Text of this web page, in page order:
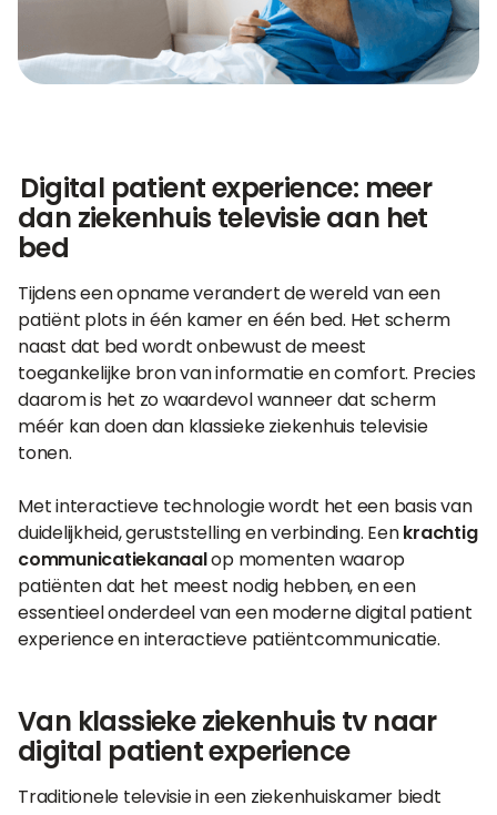
Digital patient experience: meer
dan ziekenhuis televisie aan het
bed
Tijdens een opname verandert de wereld van een
patiënt plots in één kamer en één bed. Het scherm
naast dat bed wordt onbewust de meest
toegankelijke bron van informatie en comfort. Precies
daarom is het zo waardevol wanneer dat scherm
méér kan doen dan klassieke ziekenhuis televisie
tonen.
Met interactieve technologie wordt het een basis van
duidelijkheid, geruststelling en verbinding. Eenkrachtig
communicatiekanaalop momenten waarop
patiënten dat het meest nodig hebben, en een
essentieel onderdeel van een moderne digital patient
experience en interactieve patiëntcommunicatie.
Van klassieke ziekenhuis tv naar
digital patient experience
Traditionele televisie in een ziekenhuiskamer biedt